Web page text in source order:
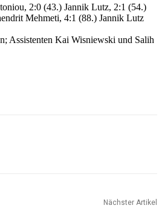
2:0 (43.) Jannik Lutz, 2:1 (54.)
Mehmeti, 4:1 (88.) Jannik Lutz
Assistenten Kai Wisniewski und Salih
Nächster Artikel